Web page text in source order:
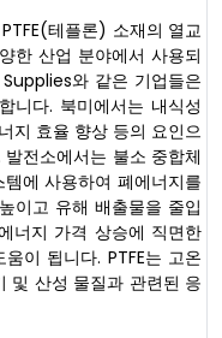
테플론) 소재의 열교
한 산업 분야에서 사용되
와 같은 기업들은
니다. 북미에서는 내식성
지 효율 향상 등의 요인으
전소에서는 불소 중합체
에 사용하여 폐에너지를
이고 유해 배출물을 줄입
너지 가격 상승에 직면한
이 됩니다. PTFE는 고온
및 산성 물질과 관련된 응